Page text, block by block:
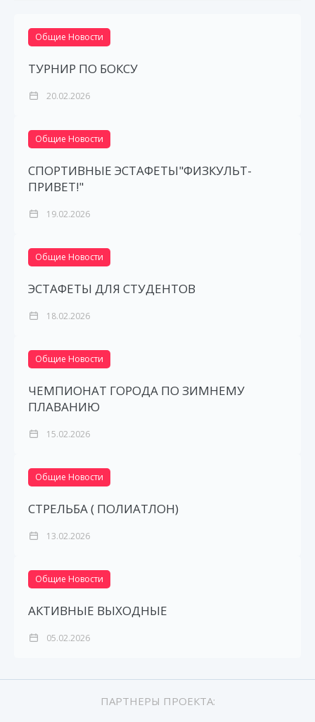
Общие Новости
ТУРНИР ПО БОКСУ
20.02.2026
Общие Новости
СПОРТИВНЫЕ ЭСТАФЕТЫ"ФИЗКУЛЬТ-
ПРИВЕТ!"
19.02.2026
Общие Новости
ЭСТАФЕТЫ ДЛЯ СТУДЕНТОВ
18.02.2026
Общие Новости
ЧЕМПИОНАТ ГОРОДА ПО ЗИМНЕМУ
ПЛАВАНИЮ
15.02.2026
Общие Новости
СТРЕЛЬБА ( ПОЛИАТЛОН)
13.02.2026
Общие Новости
АКТИВНЫЕ ВЫХОДНЫЕ
05.02.2026
ПАРТНЕРЫ ПРОЕКТА: